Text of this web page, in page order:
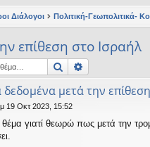
Διάλογοι Πολιτική-Γεωπολιτικά-
επίθεση στο Ισραήλ
Αναζήτηση
δεδομένα μετά την
19 Οκτ 2023, 15:52
γιατί θεωρώ πως μετά την